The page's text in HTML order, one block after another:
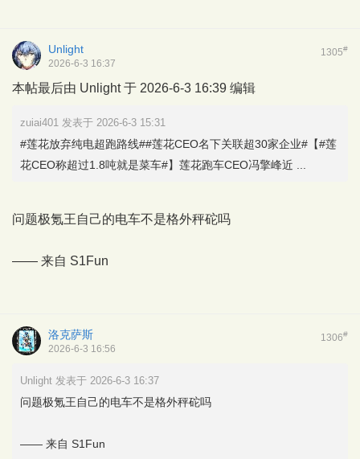
1305#
Unlight
2026-6-3 16:37
本帖最后由 Unlight 于 2026-6-3 16:39 编辑
zuiai401 发表于 2026-6-3 15:31
#莲花放弃纯电超跑路线##莲花CEO名下关联超30家企业#【#莲
花CEO称超过1.8吨就是菜车#】莲花跑车CEO冯擎峰近 ...
问题极氪王自己的电车不是格外秤砣吗
—— 来自 S1Fun
1306#
洛克萨斯
2026-6-3 16:56
Unlight 发表于 2026-6-3 16:37
问题极氪王自己的电车不是格外秤砣吗
—— 来自 S1Fun